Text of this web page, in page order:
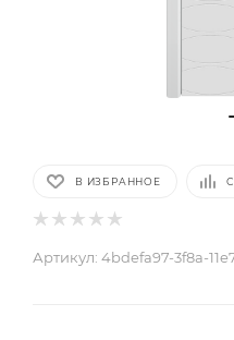
В ИЗБРАННОЕ
Артикул: 4bdefa97-3f8a-